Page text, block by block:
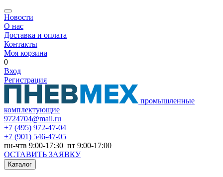
Новости
О нас
Доставка и оплата
Контакты
Моя корзина
0
Вход
Регистрация
промышленные
комплектующие
9724704@mail.ru
+7 (495) 972-47-04
+7 (901) 546-47-05
пн-чтв 9:00-17:30 пт 9:00-17:00
ОСТАВИТЬ ЗАЯВКУ
Каталог